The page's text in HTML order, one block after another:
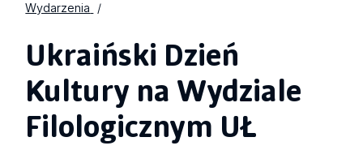
Wydarzenia
Ukraiński Dzień
Kultury na Wydziale
Filologicznym UŁ